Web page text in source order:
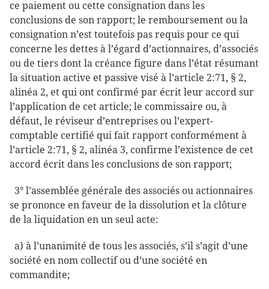
ce paiement ou cette consignation dans les
conclusions de son rapport; le remboursement ou la
consignation n’est toutefois pas requis pour ce qui
concerne les dettes à l’égard d’actionnaires, d’associés
ou de tiers dont la créance figure dans l’état résumant
la situation active et passive visé à l’article 2:71, § 2,
alinéa 2, et qui ont confirmé par écrit leur accord sur
l’application de cet article; le commissaire ou, à
défaut, le réviseur d’entreprises ou l’expert-
comptable certifié qui fait rapport conformément à
l’article 2:71, § 2, alinéa 3, confirme l’existence de cet
accord écrit dans les conclusions de son rapport;
3° l’assemblée générale des associés ou actionnaires
se prononce en faveur de la dissolution et la clôture
de la liquidation en un seul acte:
a) à l’unanimité de tous les associés, s’il s’agit d’une
société en nom collectif ou d’une société en
commandite;